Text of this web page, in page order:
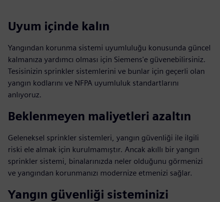
Uyum içinde kalın
Yangından korunma sistemi uyumluluğu konusunda güncel
kalmanıza yardımcı olması için Siemens'e güvenebilirsiniz.
Tesisinizin sprinkler sistemlerini ve bunlar için geçerli olan
yangın kodlarını ve NFPA uyumluluk standartlarını
anlıyoruz.
Beklenmeyen maliyetleri azaltın
Geleneksel sprinkler sistemleri, yangın güvenliği ile ilgili
riski ele almak için kurulmamıştır. Ancak akıllı bir yangın
sprinkler sistemi, binalarınızda neler olduğunu görmenizi
ve yangından korunmanızı modernize etmenizi sağlar.
Yangın güvenliği sisteminizi